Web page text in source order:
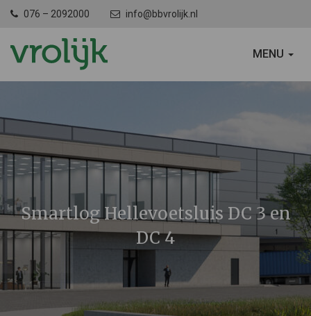
076 – 2092000 info@bbvrolijk.nl
SCHAKEL
MENU
Smartlog Hellevoetsluis DC 3 en
DC 4